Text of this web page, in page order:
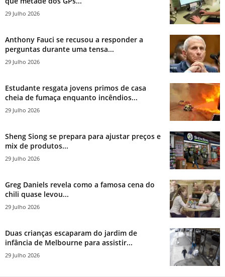
29 Julho 2026
Anthony Fauci se recusou a responder a
perguntas durante uma tensa...
29 Julho 2026
Estudante resgata jovens primos de casa
cheia de fumaça enquanto incêndios...
29 Julho 2026
Sheng Siong se prepara para ajustar preços e
mix de produtos...
29 Julho 2026
Greg Daniels revela como a famosa cena do
chili quase levou...
29 Julho 2026
Duas crianças escaparam do jardim de
infância de Melbourne para assistir...
29 Julho 2026